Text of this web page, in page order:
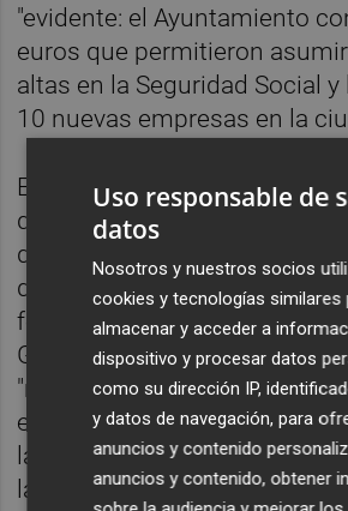
"evidente: el Ayuntamiento
euros que permitieron
altas en la Seguridad Social
10 nuevas empresas en la
Estas cifras han motivado
que PP-Vox "anularan en
de los epígrafes destinados a
desarrollo socioeconómico
fomentar el empleo estable y
Grupo Municipal Socialista
"necesaria" la puesta en
esta línea de ayudas. Así lo
la portavoz socialista durante
las cuentas del Consorcio del
Uso responsable de
datos
Nosotros y nuestros socios
cookies y tecnologías similares
almacenar y acceder a
dispositivo y procesar datos
como su dirección IP,
y datos de navegación, para
anuncios y contenido
anuncios y contenido, obtener